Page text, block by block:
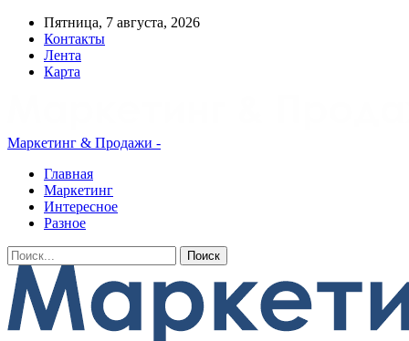
Пятница, 7 августа, 2026
Контакты
Лента
Карта
Маркетинг & Продажи -
Главная
Маркетинг
Интересное
Разное